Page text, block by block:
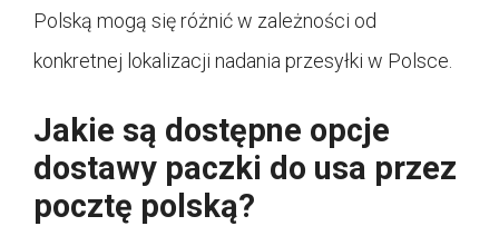
Polską mogą się różnić w zależności od
konkretnej lokalizacji nadania przesyłki w Polsce.
Jakie są dostępne opcje
dostawy paczki do usa przez
pocztę polską?